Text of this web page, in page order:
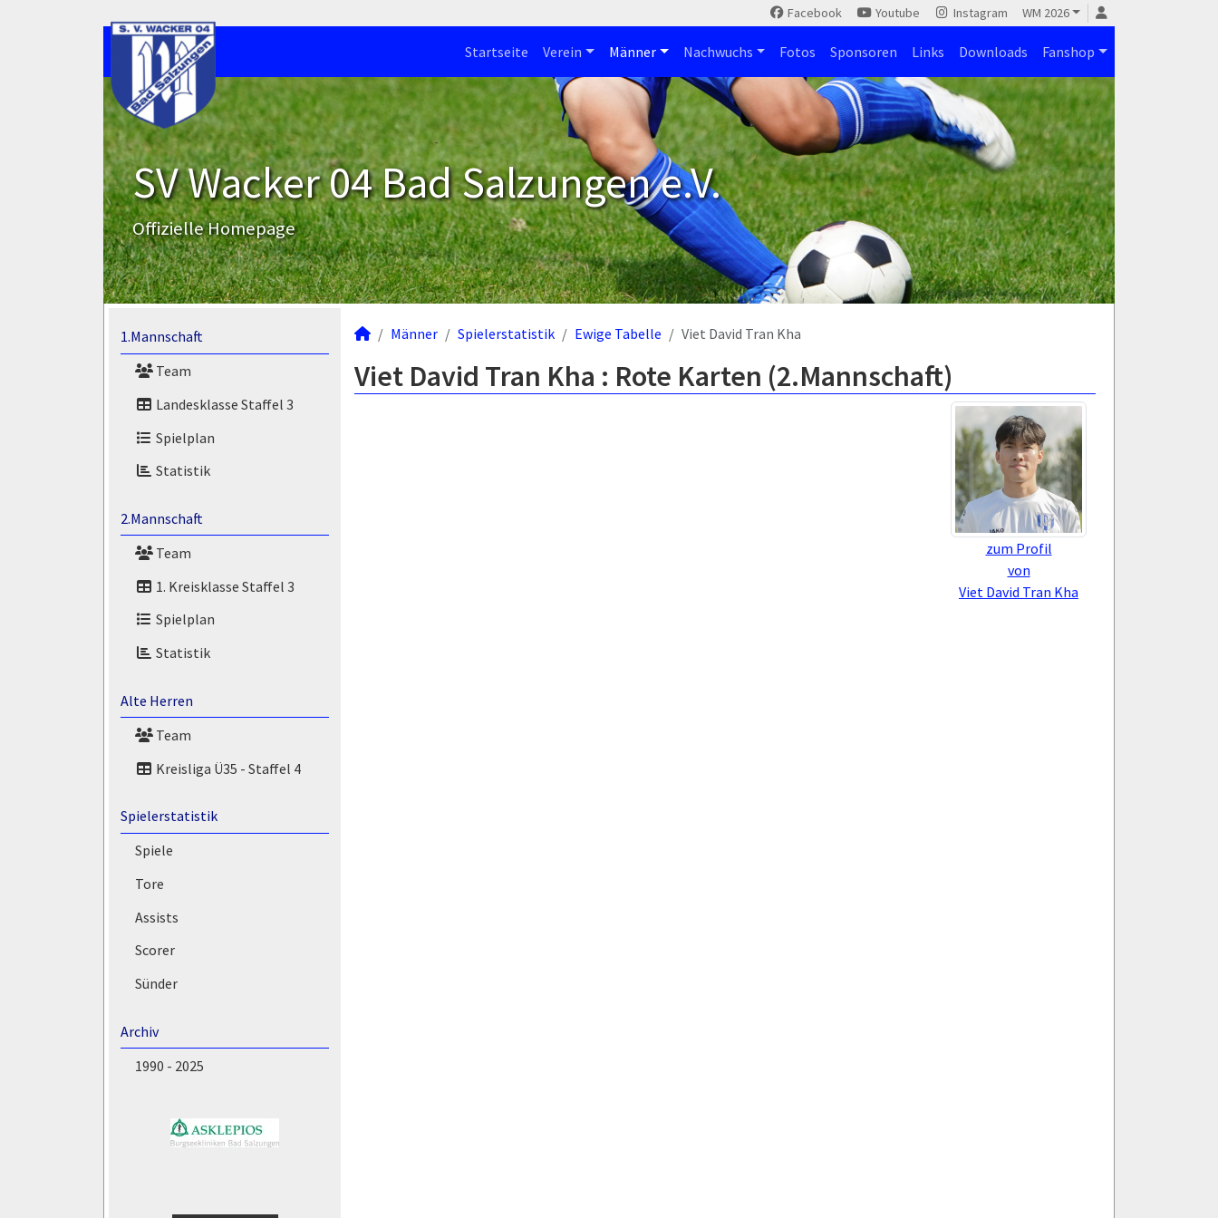
Facebook Youtube Instagram WM 2026
Startseite Verein Männer Nachwuchs Fotos Sponsoren Links Downloads Fanshop
SV Wacker 04 Bad Salzungen e.V.
Offizielle Homepage
1.Mannschaft
Team
Landesklasse Staffel 3
Spielplan
Statistik
2.Mannschaft
Team
1. Kreisklasse Staffel 3
Spielplan
Statistik
Alte Herren
Team
Kreisliga Ü35 - Staffel 4
Spielerstatistik
Spiele
Tore
Assists
Scorer
Sünder
Archiv
1990 - 2025
Männer Spielerstatistik Ewige Tabelle Viet David Tran Kha
Viet David Tran Kha : Rote Karten (2.Mannschaft)
zum Profil
von
Viet David Tran Kha